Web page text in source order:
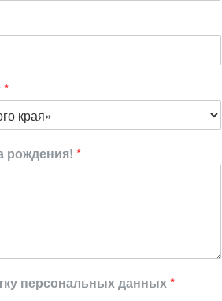
*
рождения! *
персональных данных*